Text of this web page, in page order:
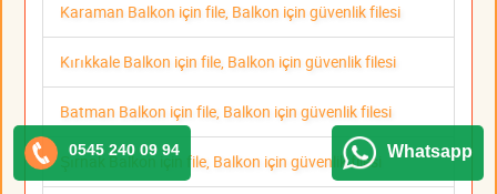
Karaman Balkon için file, Balkon için güvenlik filesi
Kırıkkale Balkon için file, Balkon için güvenlik filesi
Batman Balkon için file, Balkon için güvenlik filesi
Şırnak Balkon için file, Balkon için güvenlik filesi
0545 240 09 94 Whatsapp